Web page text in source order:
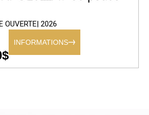
OUVERTE | 2026
INFORMATIONS